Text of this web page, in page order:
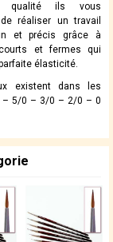
qualité ils vous
réaliser un travail
et précis grâce à
et fermes qui
élasticité.
existent dans les
– 5/0 – 3/0 – 2/0 – 0